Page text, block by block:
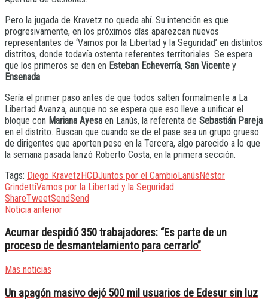
Pero la jugada de Kravetz no queda ahí. Su intención es que
progresivamente, en los próximos días aparezcan nuevos
representantes de ‘Vamos por la Libertad y la Seguridad’ en distintos
distritos, donde todavía ostenta referentes territoriales. Se espera
que los primeros se den en Esteban Echeverría, San Vicente y
Ensenada.
Sería el primer paso antes de que todos salten formalmente a La
Libertad Avanza, aunque no se espera que eso lleve a unificar el
bloque con Mariana Ayesa en Lanús, la referenta de Sebastián Pareja
en el distrito. Buscan que cuando se de el pase sea un grupo grueso
de dirigentes que aporten peso en la Tercera, algo parecido a lo que
la semana pasada lanzó Roberto Costa, en la primera sección.
Tags: Diego KravetzHCDJuntos por el CambioLanúsNéstor
GrindettiVamos por la Libertad y la Seguridad
ShareTweetSendSend
Noticia anterior
Acumar despidió 350 trabajadores: “Es parte de un
proceso de desmantelamiento para cerrarlo”
Mas noticias
Un apagón masivo dejó 500 mil usuarios de Edesur sin luz